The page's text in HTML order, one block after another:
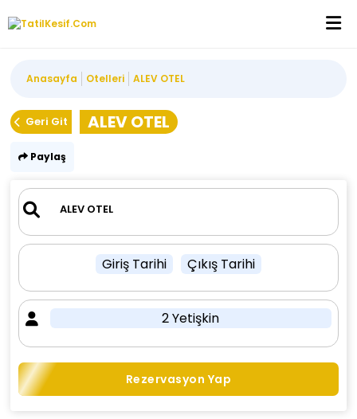
Anasayfa Otelleri ALEV OTEL
Geri Git ALEV OTEL
Paylaş
Giriş Tarihi Çıkış Tarihi
2 Yetişkin
Rezervasyon Yap